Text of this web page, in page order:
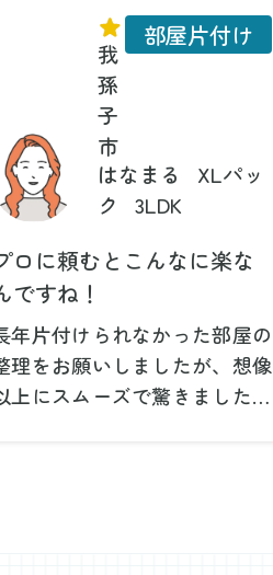
我
孫
子
市
はなまる
XLパッ
ク
3LDK
部屋片付け
ロに頼むとこんなに楽な
ですね！
年片付けられなかった部屋の
理をお願いしましたが、想像
上にスムーズで驚きました。